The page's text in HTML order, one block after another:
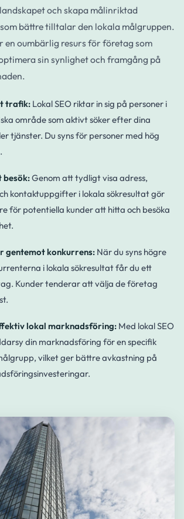
och skapa målinriktad
bättre tilltalar den lokala målgruppen.
en oumbärlig resurs för företag som
sin synlighet och framgång på
trafik: Lokal SEO riktar in sig på personer i
område som aktivt söker efter dina
tjänster. Du syns för personer med hög
besök:Genom att tydligt visa adress,
kontaktuppgifter i lokala sökresultat gör
för potentiella kunder att hitta och besöka
gentemot konkurrens: När du syns högre
i lokala sökresultat får du ett
Kunder tenderar att välja de företag
lokal marknadsföring: Med lokal SEO
din marknadsföring för en specifik
vilket ger bättre avkastning på